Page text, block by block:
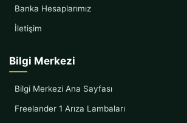
Banka Hesaplarımız
İletişim
Bilgi Merkezi
Bilgi Merkezi Ana Sayfası
Freelander 1 Arıza Lambaları